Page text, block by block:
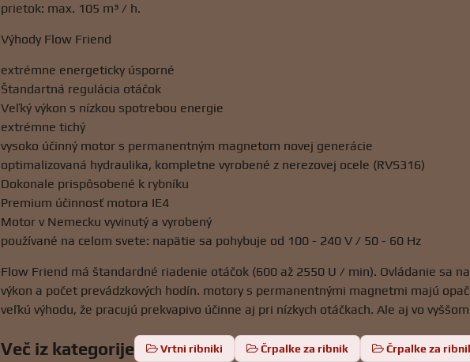
prietok: max. 105 m³ / h.
Výhody Flow Friend
extrémne energeticky úsporné
Štandartná regulácia otáčok
Veľký výkon s nízkou spotrebou energie
extrémne tichý
vysoko účinný motor s permanentným magnetom novej generácie
optimalizovaná hydraulika, kompletne vyrobené z nerezovej ocele (RVS316)
Dokonale prispôsobené k rybníku
Premium účinnosť motora IE4
Motor v Nemecku vyvinutý a vyrobený
používané na celom svete: napätie sa pohybuje od 100 - 240 V / 50 - 60 Hz
Flow Friend má štandardné riadenie otáčok (600 až 2550 U / min). Ovládanie sa
výkon a počet prevádzkových hodín. motory s permanentnými magnetmi majú
veľkú výhodu, že pracujú prekvapivo účinne aj pri nízkych otáčkach. Ale aj vo
Več iz kategorije Vrtni ribniki Črpalke za ribnik Črpalke za